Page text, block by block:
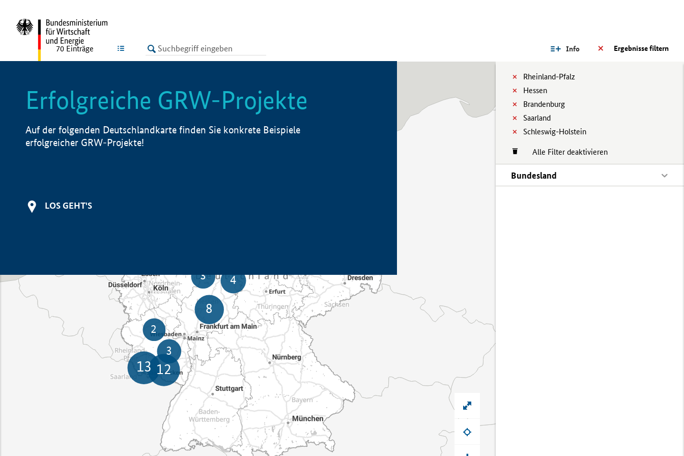
LISTE Ergebnisse filtern
Info
Rheinland-Pfalz
Hessen
Brandenburg
Saarland
Schleswig-Holstein
Alle Filter deaktivieren
Bundesland
70 Einträge
Erfolgreiche GRW-Projekte
Auf der folgenden Deutschlandkarte finden Sie konkrete Beispiele
erfolgreicher GRW-Projekte!
LOS GEHT'S